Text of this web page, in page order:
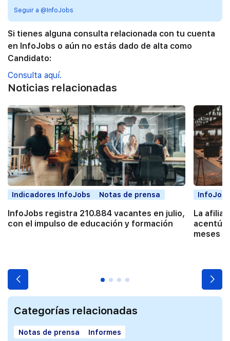
Seguir a @InfoJobs
Si tienes alguna consulta relacionada con tu cuenta
en InfoJobs o aún no estás dado de alta como
Candidato:
Consulta aquí.
Noticias relacionadas
Indicadores InfoJobs Notas de prensa
InfoJobs registra 210.884 vacantes en julio,
con el impulso de educación y formación
La
acentúa
meses
Categorías relacionadas
Notas de prensa Informes